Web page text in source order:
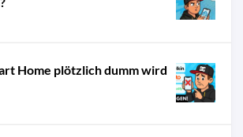
Home plötzlich dumm wird